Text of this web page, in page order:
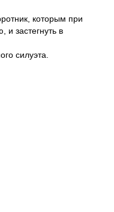
которым при
застегнуть в
силуэта.